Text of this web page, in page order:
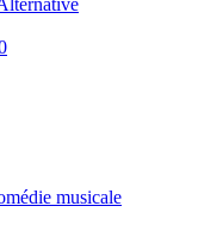
musicale